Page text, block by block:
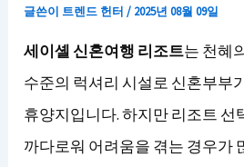
글쓴이 트렌드 헌터/ 2025년 08월 09일
세이셸 신혼여행 리조트는 천혜
수준의 럭셔리 시설로 신혼부부
휴양지입니다. 하지만 리조트 선
까다로워 어려움을 겪는 경우가